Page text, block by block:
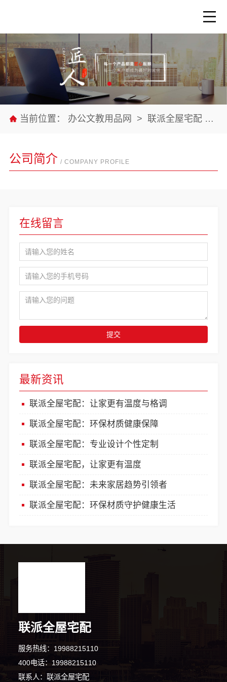
当前位置： 办公文教用品网 > 联派全屋宅配 >
公司简介 / COMPANY PROFILE
最新资讯
联派全屋宅配：让家更有温度与格调
联派全屋宅配：环保材质健康保障
联派全屋宅配：专业设计个性定制
联派全屋宅配，让家更有温度
联派全屋宅配：未来家居趋势引领者
联派全屋宅配：环保材质守护健康生活
在线留言
提交
联派全屋宅配
服务热线：19988215110
400电话：19988215110
联系人：联派全屋宅配